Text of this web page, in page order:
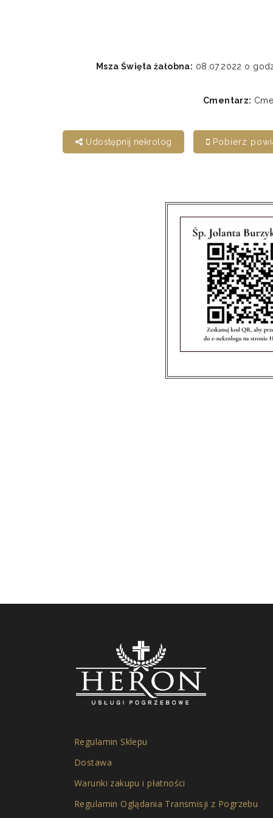
Msza Święta żałobna: 08.07.2022 o
Cmentarz:
Udostępnij nekrolog Pobierz
Regulamin Sklepu
Dostawa
Warunki zakupu i płatności
Regulamin Oglądania Transmisji z Pogrzebu